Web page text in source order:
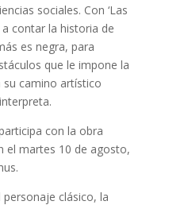
sociales. Con ‘Las
contar la historia de
es negra, para
que le impone la
su camino artístico
con la obra
el martes 10 de agosto,
clásico, la